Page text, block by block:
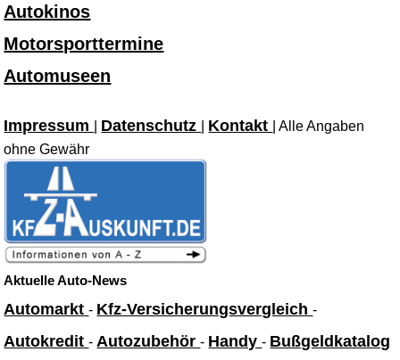
Autokinos
Motorsporttermine
Automuseen
Impressum Datenschutz Kontakt
| Alle Angaben
ohne Gewähr
Aktuelle Auto-News
Automarkt- Kfz-Versicherungsvergleich-
Autokredit- Autozubehör- Handy- Bußgeldkatalog